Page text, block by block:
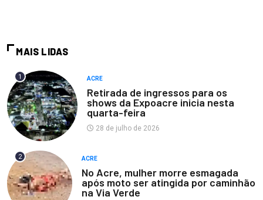
MAIS LIDAS
1 ACRE
Retirada de ingressos para os
shows da Expoacre inicia nesta
quarta-feira
28 de julho de 2026
2 ACRE
No Acre, mulher morre esmagada
após moto ser atingida por caminhão
na Via Verde